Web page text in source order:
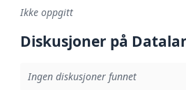
Ikke oppgitt
Diskusjoner på
Ingen diskusjoner funnet